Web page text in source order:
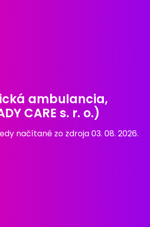
ambulancia,
CARE s. r. o.)
načítané zo zdroja 03. 08. 2026.